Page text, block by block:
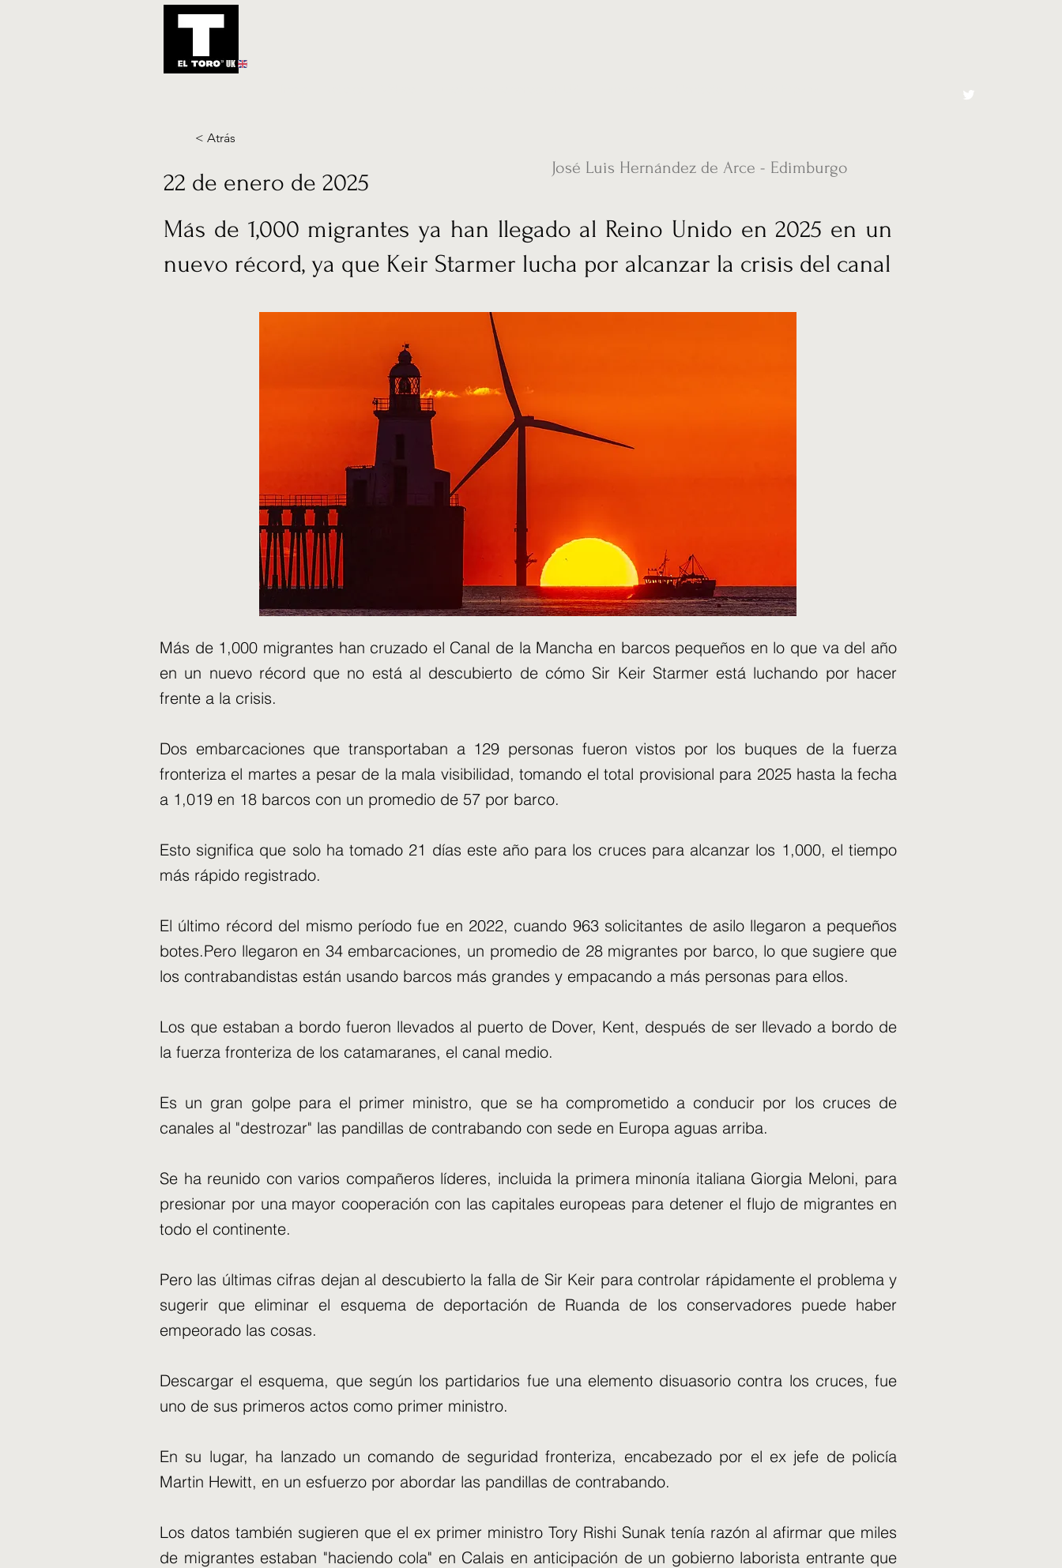
UK
< Atrás
22 de enero de 2025
José Luis Hernández de Arce - Edimburgo
Más de 1,000 migrantes ya han llegado al Reino Unido en 2025 en un
nuevo récord, ya que Keir Starmer lucha por alcanzar la crisis del canal
Más de 1,000 migrantes han cruzado el Canal de la Mancha en barcos pequeños en lo que va del año
en un nuevo récord que no está al descubierto de cómo Sir Keir Starmer está luchando por hacer
frente a la crisis.
Dos embarcaciones que transportaban a 129 personas fueron vistos por los buques de la fuerza
fronteriza el martes a pesar de la mala visibilidad, tomando el total provisional para 2025 hasta la fecha
a 1,019 en 18 barcos con un promedio de 57 por barco.
Esto significa que solo ha tomado 21 días este año para los cruces para alcanzar los 1,000, el tiempo
más rápido registrado.
El último récord del mismo período fue en 2022, cuando 963 solicitantes de asilo llegaron a pequeños
botes.Pero llegaron en 34 embarcaciones, un promedio de 28 migrantes por barco, lo que sugiere que
los contrabandistas están usando barcos más grandes y empacando a más personas para ellos.
Los que estaban a bordo fueron llevados al puerto de Dover, Kent, después de ser llevado a bordo de
la fuerza fronteriza de los catamaranes, el canal medio.
Es un gran golpe para el primer ministro, que se ha comprometido a conducir por los cruces de
canales al "destrozar" las pandillas de contrabando con sede en Europa aguas arriba.
Se ha reunido con varios compañeros líderes, incluida la primera minonía italiana Giorgia Meloni, para
presionar por una mayor cooperación con las capitales europeas para detener el flujo de migrantes en
todo el continente.
Pero las últimas cifras dejan al descubierto la falla de Sir Keir para controlar rápidamente el problema y
sugerir que eliminar el esquema de deportación de Ruanda de los conservadores puede haber
empeorado las cosas.
Descargar el esquema, que según los partidarios fue una elemento disuasorio contra los cruces, fue
uno de sus primeros actos como primer ministro.
En su lugar, ha lanzado un comando de seguridad fronteriza, encabezado por el ex jefe de policía
Martin Hewitt, en un esfuerzo por abordar las pandillas de contrabando.
Los datos también sugieren que el ex primer ministro Tory Rishi Sunak tenía razón al afirmar que miles
de migrantes estaban "haciendo cola" en Calais en anticipación de un gobierno laborista entrante que